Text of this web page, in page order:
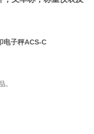
电子秤ACS-C
。